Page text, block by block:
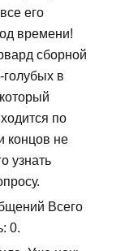
его
времени!
сборной
голубых в
по
концов не
узнать
Всего
0.